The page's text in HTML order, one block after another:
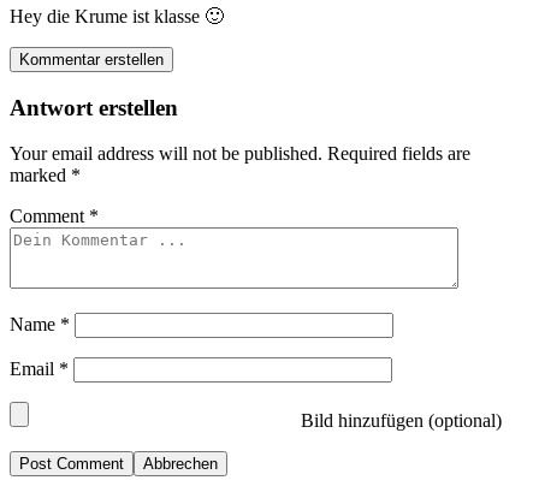
Hey die Krume ist klasse 🙂
Kommentar erstellen
Antwort erstellen
Your email address will not be published. Required fields are
marked *
Comment *
Name *
Email *
Bild hinzufügen (optional)
Abbrechen